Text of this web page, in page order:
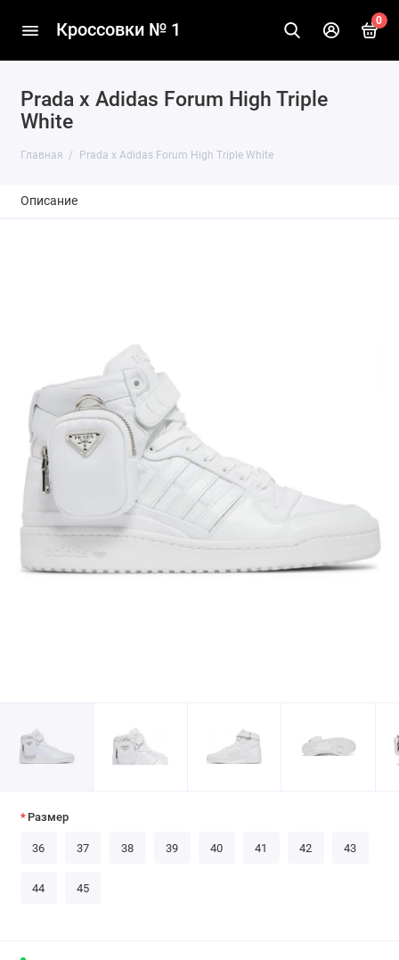
Кроссовки № 1 0
Prada x Adidas Forum High Triple
White
Главная Prada x Adidas Forum High Triple White
Описание
Размер
36 37 38 39 40 41 42 43
44 45